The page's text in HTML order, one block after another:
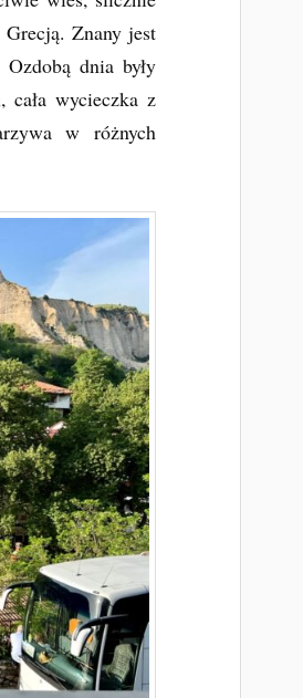
Znany jest
dnia były
wycieczka z
w różnych